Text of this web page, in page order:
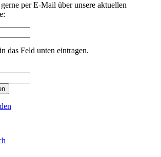
per E-Mail über unsere aktuellen
das Feld unten eintragen.